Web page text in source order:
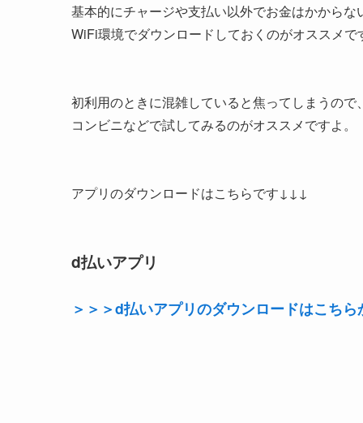
基本的にチャージや支払い以外でお金はかから
WiFi環境でダウンロードしておくのがオススメで
初利用のときに混雑していると焦ってしまうの
コンビニなどで試してみるのがオススメですよ。
アプリのダウンロードはこちらです↓↓↓
d払いアプリ
＞＞＞d払いアプリのダウンロードはこちら